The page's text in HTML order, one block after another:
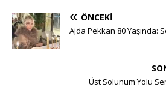
ÖNCEKI
Ajda Pekkan 80 Yaşında:
Üst Solunum Yolu